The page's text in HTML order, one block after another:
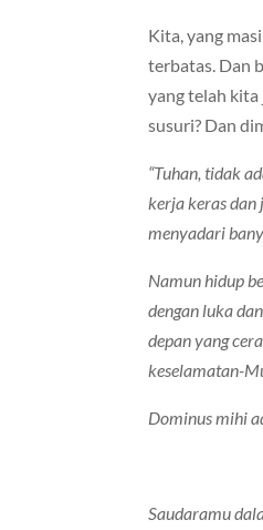
Kita, yang
terbatas. Dan
yang telah kita
susuri? Dan
“Tuhan, tidak
kerja keras dan
menyadari
Namun hidup
dengan luka
depan yang
keselamatan-
Dominus mihi
Saudaramu